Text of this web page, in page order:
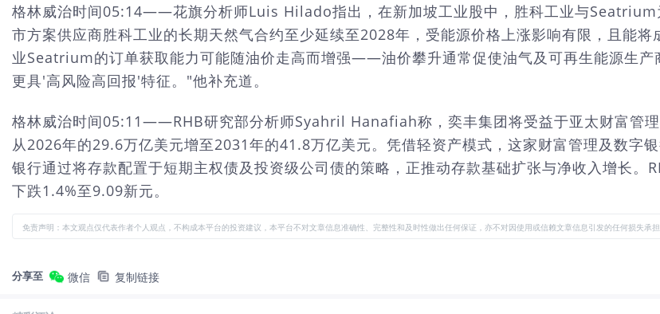
格林威治时间05:14——花旗分析师Luis Hilado指出，在新加坡工业股中，胜科工业与Seatrium
市方案供应商胜科工业的长期天然气合约至少延续至2028年，受能源价格上涨影响有限，且能
业Seatrium的订单获取能力可能随油价走高而增强——油价攀升通常促使油气及可再生能源生
更具'高风险高回报'特征。"他补充道。
格林威治时间05:11——RHB研究部分析师Syahril Hanafiah称，奕丰集团将受益于亚太财富管
从2026年的29.6万亿美元增至2031年的41.8万亿美元。凭借轻资产模式，这家财富管理及数字
银行通过将存款配置于短期主权债及投资级公司债的策略，正推动存款基础扩张与净收入增长
下跌1.4%至9.09新元。
免责声明：本文观点仅代表作者个人观点，不构成本平台的投资建议，本平台不对文章信息准确性、完整性和及时性做出任何保证，亦不对因使用或信赖文章信息引发的任何损失承担
分享至 微信 复制链接